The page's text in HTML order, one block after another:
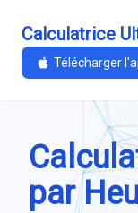
Calculatrice
Télécharger
par